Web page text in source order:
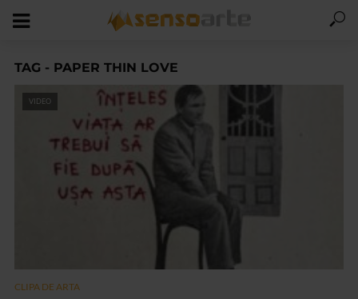
TAG - PAPER THIN LOVE
VIDEO
CLIPA DE ARTA